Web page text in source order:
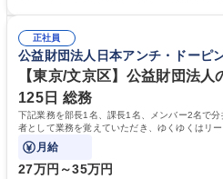
無/年休123日
得出来ております！ 【魅力】■フレック
を一律支給！ ■管理業務主任者資格取得後には50,000円/月の手当あり！
学歴・資格 学歴：大学院 大学 高専 短
一種運転免許普通自動車
正社員
公益財団法人日本アンチ・ドーピ
【東京/文京区】公益財団法人
125日 総務
下記業務を部長1名、課長1名、メンバー2名で
者として業務を覚えていただき、ゆくゆくはリ
躍いただくことを期待しています。
月給
27万円～35万円